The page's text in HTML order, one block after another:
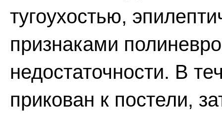
тугоухостью,
признаками
недостаточности. В
прикован к постели,